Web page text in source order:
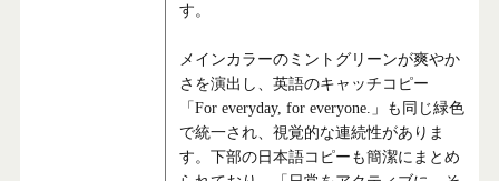
す。
メインカラーのミントグリーンが爽やか
さを演出し、英語のキャッチコピー
「For everyday, for everyone.」も同じ緑色
で統一され、視覚的な連続性がありま
す。下部の日本語コピーも簡潔にまとめ